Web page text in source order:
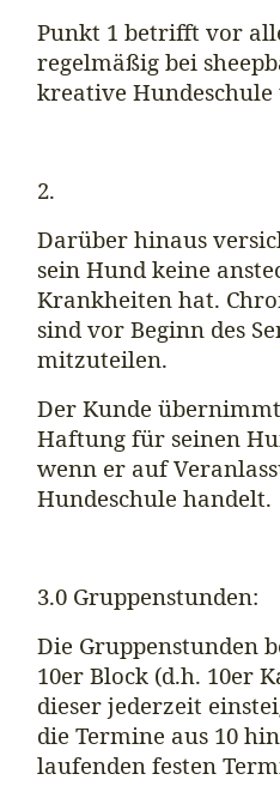
Punkt 1 betrifft vor
regelmäßig bei
kreative
2.
Darüber hinaus
sein Hund keine
Krankheiten hat.
sind vor Beginn des
mitzuteilen.
Der Kunde
Haftung für seinen
wenn er auf
Hundeschule handelt.
3.0 Gruppenstunden:
Die Gruppenstunden
10er Block (d.h. 10er
dieser jederzeit
die Termine aus 10
laufenden festen